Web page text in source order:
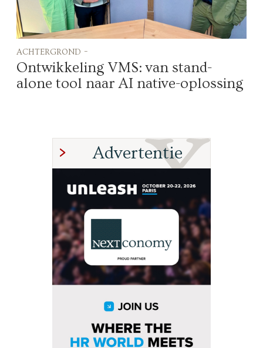
achtergrond -
Ontwikkeling VMS: van stand-
alone tool naar AI native-oplossing
Advertentie